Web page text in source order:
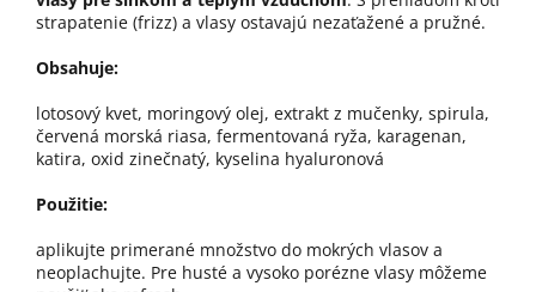
strapatenie (frizz) a vlasy ostavajú nezaťažené a pružné.
Obsahuje:
lotosový kvet, moringový olej, extrakt z mučenky, spirula,
červená morská riasa, fermentovaná ryža, karagenan,
katira, oxid zinečnatý, kyselina hyaluronová
Použitie:
aplikujte primerané množstvo do mokrých vlasov a
neoplachujte. Pre husté a vysoko porézne vlasy môžeme